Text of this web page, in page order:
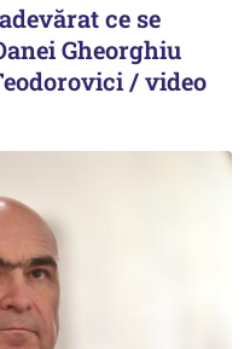
ce se
Gheorghiu
/ video